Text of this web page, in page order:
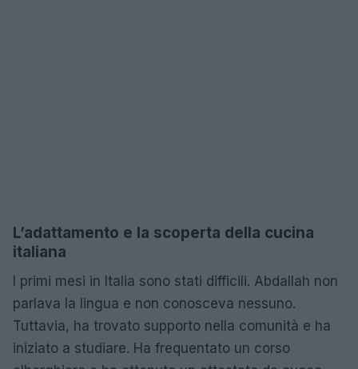
L’adattamento e la scoperta della cucina
italiana
I primi mesi in Italia sono stati difficili. Abdallah non
parlava la lingua e non conosceva nessuno.
Tuttavia, ha trovato supporto nella comunità e ha
iniziato a studiare. Ha frequentato un corso